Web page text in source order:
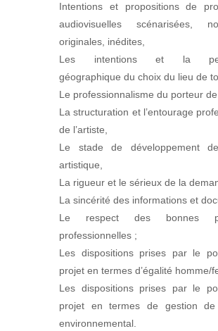
Intentions et propositions de
audiovisuelles scénarisées,
originales, inédites,
Les intentions et la
géographique du choix du lieu de
Le professionnalisme du porteur
La structuration et l’entourage
de l’artiste,
Le stade de développement
artistique,
La rigueur et le sérieux de la
La sincérité des informations et
Le respect des bonnes
professionnelles ;
Les dispositions prises par le
projet en termes d’égalité homme/
Les dispositions prises par le
projet en termes de gestion de
environnemental.